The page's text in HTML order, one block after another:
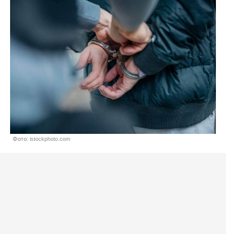
Фото: istockphoto.com